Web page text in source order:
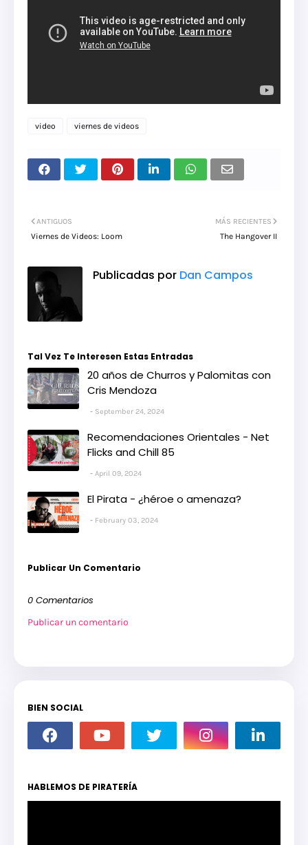
video viernes de videos
MÁS RECIENTES
The Hangover II
ANTIGUOS
Viernes de Videos: Loom
Publicadas por Dan Campos
Tal Vez Te Interesen Estas Entradas
20 años de Churros y Palomitas con
Cris Mendoza
September 24, 2024
Recomendaciones Orientales - Net
Flicks and Chill 85
April 09, 2024
El Pirata - ¿héroe o amenaza?
February 03, 2024
Publicar Un Comentario
0 Comentarios
Publicar un comentario
BIEN SOCIAL
HABLEMOS DE PIRATERÍA